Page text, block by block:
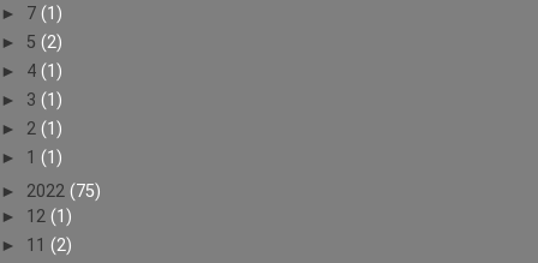
► 7 (1)
► 5 (2)
► 4 (1)
► 3 (1)
► 2 (1)
► 1 (1)
► 2022 (75)
► 12 (1)
► 11 (2)